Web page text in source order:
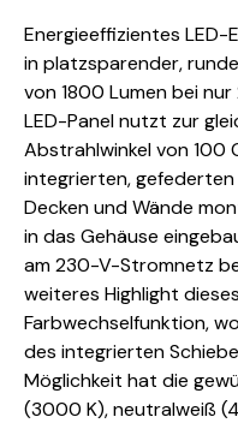
Energieeffizientes LED-
in platzsparender,
von 1800 Lumen bei
LED-Panel nutzt zur
Abstrahlwinkel von 100
integrierten,
Decken und Wände
in das Gehäuse
am 230-V-Stromnetz
weiteres Highlight
Farbwechselfunktion,
des integrierten
Möglichkeit hat die
(3000 K), neutralweiß